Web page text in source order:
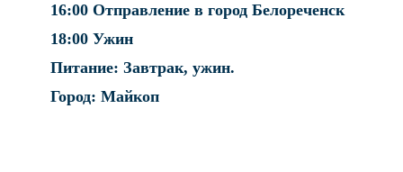
16:00 Отправление в город Белореченск
18:00 Ужин
Питание: Завтрак, ужин.
Город: Майкоп